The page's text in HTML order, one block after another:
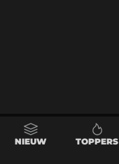
NIEUW TOPPERS